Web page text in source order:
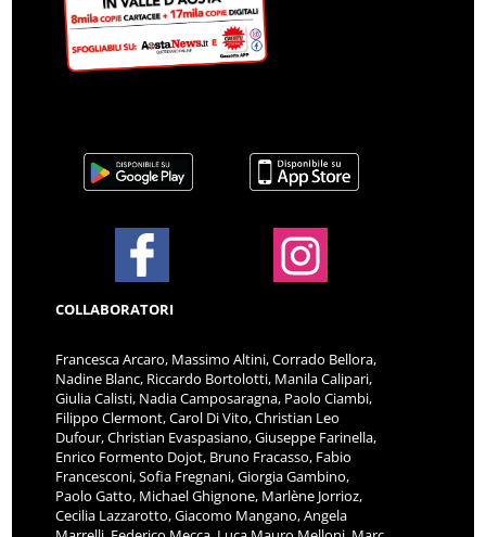
COLLABORATORI
Francesca Arcaro, Massimo Altini, Corrado Bellora,
Nadine Blanc, Riccardo Bortolotti, Manila Calipari,
Giulia Calisti, Nadia Camposaragna, Paolo Ciambi,
Filippo Clermont, Carol Di Vito, Christian Leo
Dufour, Christian Evaspasiano, Giuseppe Farinella,
Enrico Formento Dojot, Bruno Fracasso, Fabio
Francesconi, Sofia Fregnani, Giorgia Gambino,
Paolo Gatto, Michael Ghignone, Marlène Jorrioz,
Cecilia Lazzarotto, Giacomo Mangano, Angela